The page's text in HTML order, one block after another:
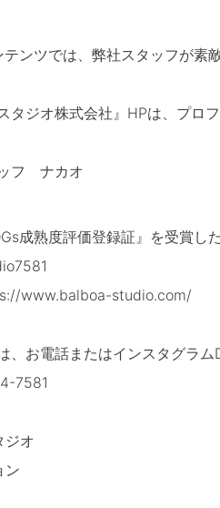
ンツでは、弊社スタッフが素
タジオ株式会社』HPは、プロ
フ ナカオ
成熟度評価登録証』を受賞
www.balboa-studio.com/
、お電話またはインスタグラム
7581
ジオ
ン